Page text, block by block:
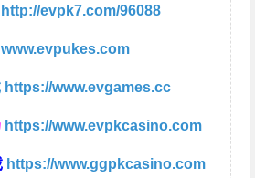
http://evpk7.com/96088
www.evpukes.com
https://www.evgames.cc
https://www.evpkcasino.com
https://www.ggpkcasino.com